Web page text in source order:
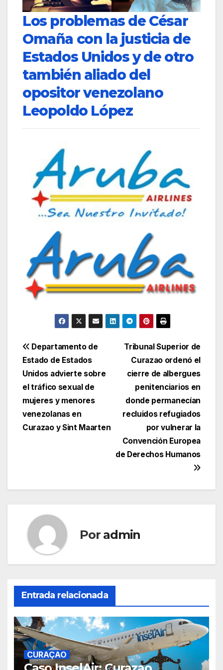
Los problemas de César
Omaña con la justicia de
Estados Unidos y de otro
también aliado del
opositor venezolano
Leopoldo López
Navegación
de
entradas
Tribunal Superior de
Curazao ordenó el
cierre de albergues
penitenciarios en
donde permanecían
recluidos refugiados
por vulnerar la
Convención Europea
de Derechos Humanos
Departamento de
Estado de Estados
Unidos advierte sobre
el tráfico sexual de
mujeres y menores
venezolanas en
Curazao y Sint Maarten
Por admin
Entrada relacionada
CURAÇAO